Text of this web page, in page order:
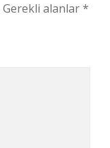
Gerekli alanlar*